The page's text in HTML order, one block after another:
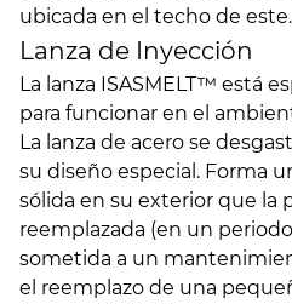
ubicada en el techo de este.
Lanza de Inyección
La lanza ISASMELT™ está
para funcionar en el
La lanza de acero se
su diseño especial. Forma
sólida en su exterior que la
reemplazada (en un
sometida a un
el reemplazo de una